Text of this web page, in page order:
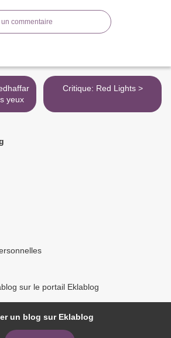
commentaire
yeux
Critique: Red Lights >
sur le portail Eklablog
un blog sur Eklablog